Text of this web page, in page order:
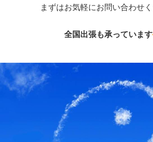
まずはお気軽にお問い合わせく
全国出張も承っています